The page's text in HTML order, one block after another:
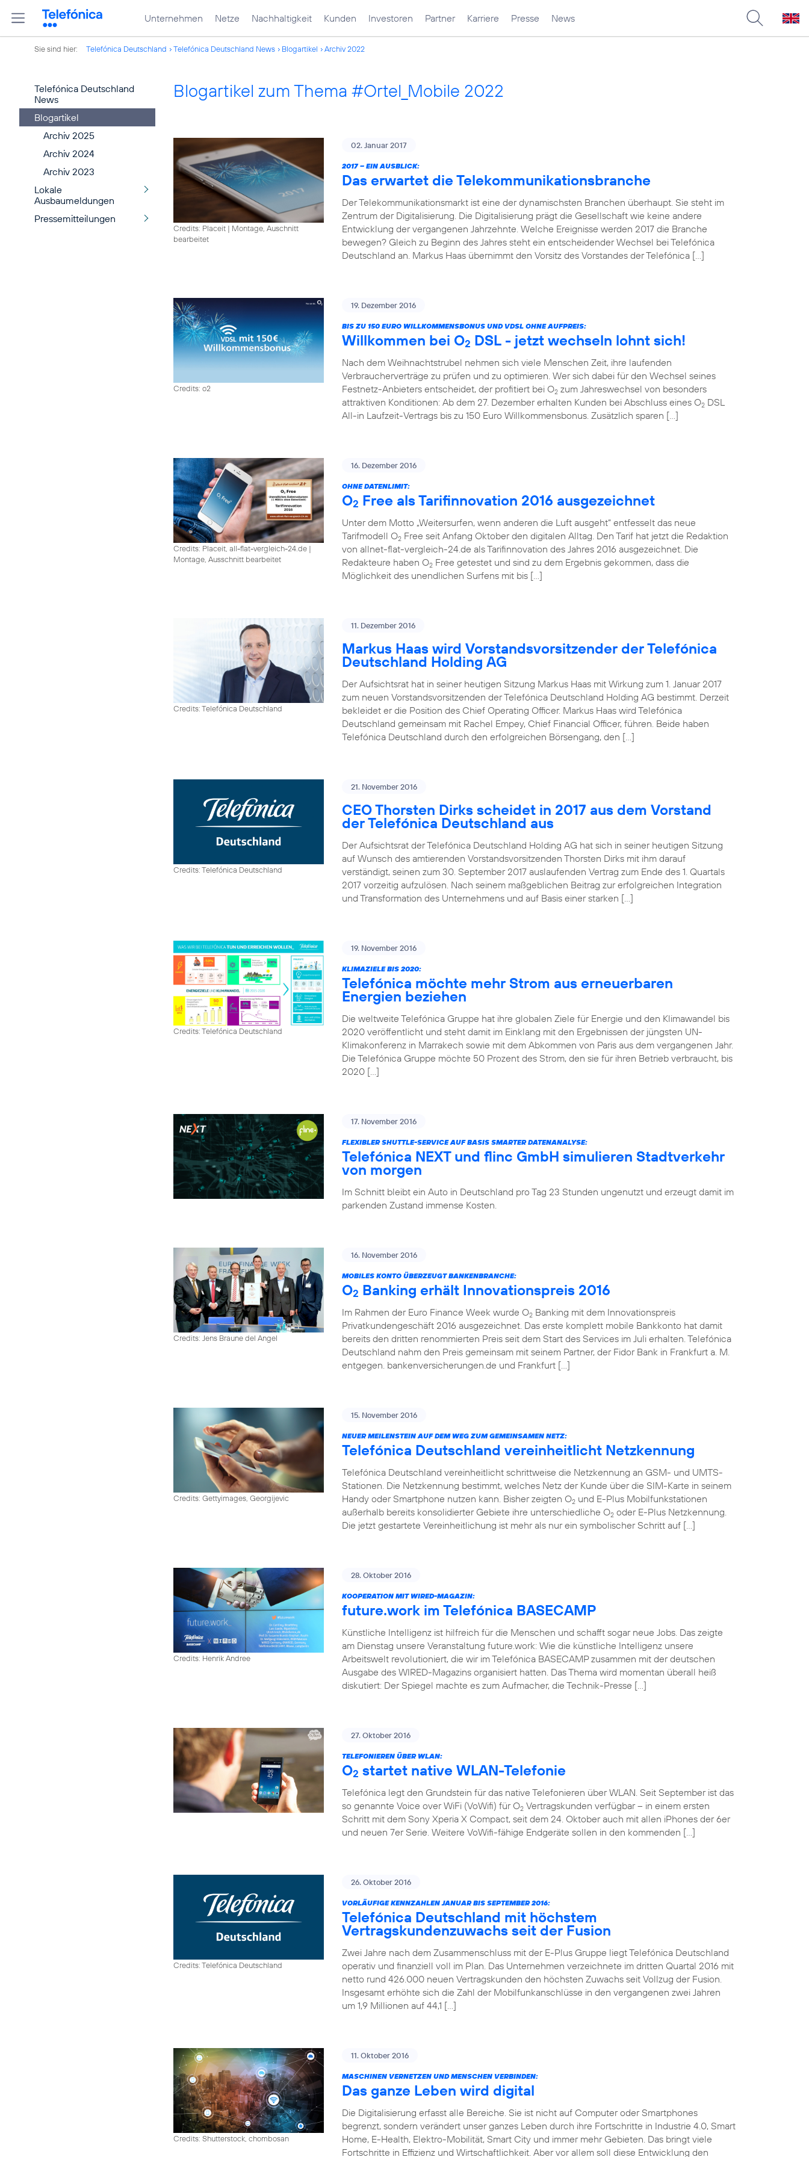
Unternehmen Netze Nachhaltigkeit Kunden Investoren Partner Karriere Presse News
Sie sind hier: Telefónica Deutschland Telefónica Deutschland News Blogartikel Archiv 2022
Telefónica Deutschland
News
Blogartikel
Archiv 2025
Archiv 2024
Archiv 2023
Lokale
Ausbaumeldungen
Pressemitteilungen
Blogartikel zum Thema #Ortel_Mobile 2022
Credits: Placeit | Montage, Auschnitt
bearbeitet
02. Januar 2017
2017 – EIN AUSBLICK:
Das erwartet die Telekommunikationsbranche
Der Telekommunikationsmarkt ist eine der dynamischsten Branchen überhaupt. Sie steht im
Zentrum der Digitalisierung. Die Digitalisierung prägt die Gesellschaft wie keine andere
Entwicklung der vergangenen Jahrzehnte. Welche Ereignisse werden 2017 die Branche
bewegen? Gleich zu Beginn des Jahres steht ein entscheidender Wechsel bei Telefónica
Deutschland an. Markus Haas übernimmt den Vorsitz des Vorstandes der Telefónica […]
Credits: o2
19. Dezember 2016
BIS ZU 150 EURO WILLKOMMENSBONUS UND VDSL OHNE AUFPREIS:
Willkommen bei O2 DSL - jetzt wechseln lohnt sich!
Nach dem Weihnachtstrubel nehmen sich viele Menschen Zeit, ihre laufenden
Verbraucherverträge zu prüfen und zu optimieren. Wer sich dabei für den Wechsel seines
Festnetz-Anbieters entscheidet, der profitiert bei O2 zum Jahreswechsel von besonders
attraktiven Konditionen: Ab dem 27. Dezember erhalten Kunden bei Abschluss eines O2 DSL
All-in Laufzeit-Vertrags bis zu 150 Euro Willkommensbonus. Zusätzlich sparen […]
Credits: Placeit, all-flat-vergleich-24.de |
Montage, Ausschnitt bearbeitet
16. Dezember 2016
OHNE DATENLIMIT:
O2 Free als Tarifinnovation 2016 ausgezeichnet
Unter dem Motto „Weitersurfen, wenn anderen die Luft ausgeht“ entfesselt das neue
Tarifmodell O2 Free seit Anfang Oktober den digitalen Alltag. Den Tarif hat jetzt die Redaktion
von allnet-flat-vergleich-24.de als Tarifinnovation des Jahres 2016 ausgezeichnet. Die
Redakteure haben O2 Free getestet und sind zu dem Ergebnis gekommen, dass die
Möglichkeit des unendlichen Surfens mit bis […]
Credits: Telefónica Deutschland
11. Dezember 2016
Markus Haas wird Vorstandsvorsitzender der Telefónica
Deutschland Holding AG
Der Aufsichtsrat hat in seiner heutigen Sitzung Markus Haas mit Wirkung zum 1. Januar 2017
zum neuen Vorstandsvorsitzenden der Telefónica Deutschland Holding AG bestimmt. Derzeit
bekleidet er die Position des Chief Operating Officer. Markus Haas wird Telefónica
Deutschland gemeinsam mit Rachel Empey, Chief Financial Officer, führen. Beide haben
Telefónica Deutschland durch den erfolgreichen Börsengang, den […]
Credits: Telefónica Deutschland
21. November 2016
CEO Thorsten Dirks scheidet in 2017 aus dem Vorstand
der Telefónica Deutschland aus
Der Aufsichtsrat der Telefónica Deutschland Holding AG hat sich in seiner heutigen Sitzung
auf Wunsch des amtierenden Vorstandsvorsitzenden Thorsten Dirks mit ihm darauf
verständigt, seinen zum 30. September 2017 auslaufenden Vertrag zum Ende des 1. Quartals
2017 vorzeitig aufzulösen. Nach seinem maßgeblichen Beitrag zur erfolgreichen Integration
und Transformation des Unternehmens und auf Basis einer starken […]
Credits: Telefónica Deutschland
19. November 2016
KLIMAZIELE BIS 2020:
Telefónica möchte mehr Strom aus erneuerbaren
Energien beziehen
Die weltweite Telefónica Gruppe hat ihre globalen Ziele für Energie und den Klimawandel bis
2020 veröffentlicht und steht damit im Einklang mit den Ergebnissen der jüngsten UN-
Klimakonferenz in Marrakech sowie mit dem Abkommen von Paris aus dem vergangenen Jahr.
Die Telefónica Gruppe möchte 50 Prozent des Strom, den sie für ihren Betrieb verbraucht, bis
2020 […]
17. November 2016
FLEXIBLER SHUTTLE-SERVICE AUF BASIS SMARTER DATENANALYSE:
Telefónica NEXT und flinc GmbH simulieren Stadtverkehr
von morgen
Im Schnitt bleibt ein Auto in Deutschland pro Tag 23 Stunden ungenutzt und erzeugt damit im
parkenden Zustand immense Kosten.
Credits: Jens Braune del Angel
16. November 2016
MOBILES KONTO ÜBERZEUGT BANKENBRANCHE:
O2 Banking erhält Innovationspreis 2016
Im Rahmen der Euro Finance Week wurde O2 Banking mit dem Innovationspreis
Privatkundengeschäft 2016 ausgezeichnet. Das erste komplett mobile Bankkonto hat damit
bereits den dritten renommierten Preis seit dem Start des Services im Juli erhalten. Telefónica
Deutschland nahm den Preis gemeinsam mit seinem Partner, der Fidor Bank in Frankfurt a. M.
entgegen. bankenversicherungen.de und Frankfurt […]
Credits: Gettyimages, Georgijevic
15. November 2016
NEUER MEILENSTEIN AUF DEM WEG ZUM GEMEINSAMEN NETZ:
Telefónica Deutschland vereinheitlicht Netzkennung
Telefónica Deutschland vereinheitlicht schrittweise die Netzkennung an GSM- und UMTS-
Stationen. Die Netzkennung bestimmt, welches Netz der Kunde über die SIM-Karte in seinem
Handy oder Smartphone nutzen kann. Bisher zeigten O2 und E-Plus Mobilfunkstationen
außerhalb bereits konsolidierter Gebiete ihre unterschiedliche O2 oder E-Plus Netzkennung.
Die jetzt gestartete Vereinheitlichung ist mehr als nur ein symbolischer Schritt auf […]
Credits: Henrik Andree
28. Oktober 2016
KOOPERATION MIT WIRED-MAGAZIN:
future.work im Telefónica BASECAMP
Künstliche Intelligenz ist hilfreich für die Menschen und schafft sogar neue Jobs. Das zeigte
am Dienstag unsere Veranstaltung future.work: Wie die künstliche Intelligenz unsere
Arbeitswelt revolutioniert, die wir im Telefónica BASECAMP zusammen mit der deutschen
Ausgabe des WIRED-Magazins organisiert hatten. Das Thema wird momentan überall heiß
diskutiert: Der Spiegel machte es zum Aufmacher, die Technik-Presse […]
27. Oktober 2016
TELEFONIEREN ÜBER WLAN:
O2 startet native WLAN-Telefonie
Telefónica legt den Grundstein für das native Telefonieren über WLAN. Seit September ist das
so genannte Voice over WiFi (VoWifi) für O2 Vertragskunden verfügbar – in einem ersten
Schritt mit dem Sony Xperia X Compact, seit dem 24. Oktober auch mit allen iPhones der 6er
und neuen 7er Serie. Weitere VoWifi-fähige Endgeräte sollen in den kommenden […]
Credits: Telefónica Deutschland
26. Oktober 2016
VORLÄUFIGE KENNZAHLEN JANUAR BIS SEPTEMBER 2016:
Telefónica Deutschland mit höchstem
Vertragskundenzuwachs seit der Fusion
Zwei Jahre nach dem Zusammenschluss mit der E-Plus Gruppe liegt Telefónica Deutschland
operativ und finanziell voll im Plan. Das Unternehmen verzeichnete im dritten Quartal 2016 mit
netto rund 426.000 neuen Vertragskunden den höchsten Zuwachs seit Vollzug der Fusion.
Insgesamt erhöhte sich die Zahl der Mobilfunkanschlüsse in den vergangenen zwei Jahren
um 1,9 Millionen auf 44,1 […]
Credits: Shutterstock, chombosan
11. Oktober 2016
MASCHINEN VERNETZEN UND MENSCHEN VERBINDEN:
Das ganze Leben wird digital
Die Digitalisierung erfasst alle Bereiche. Sie ist nicht auf Computer oder Smartphones
begrenzt, sondern verändert unser ganzes Leben durch ihre Fortschritte in Industrie 4.0, Smart
Home, E-Health, Elektro-Mobilität, Smart City und immer mehr Gebieten. Das bringt viele
Fortschritte in Effizienz und Wirtschaftlichkeit. Aber vor allem soll diese Entwicklung den